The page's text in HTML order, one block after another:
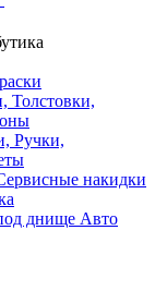
Толстовки,
Ручки,
накидки
днище Авто